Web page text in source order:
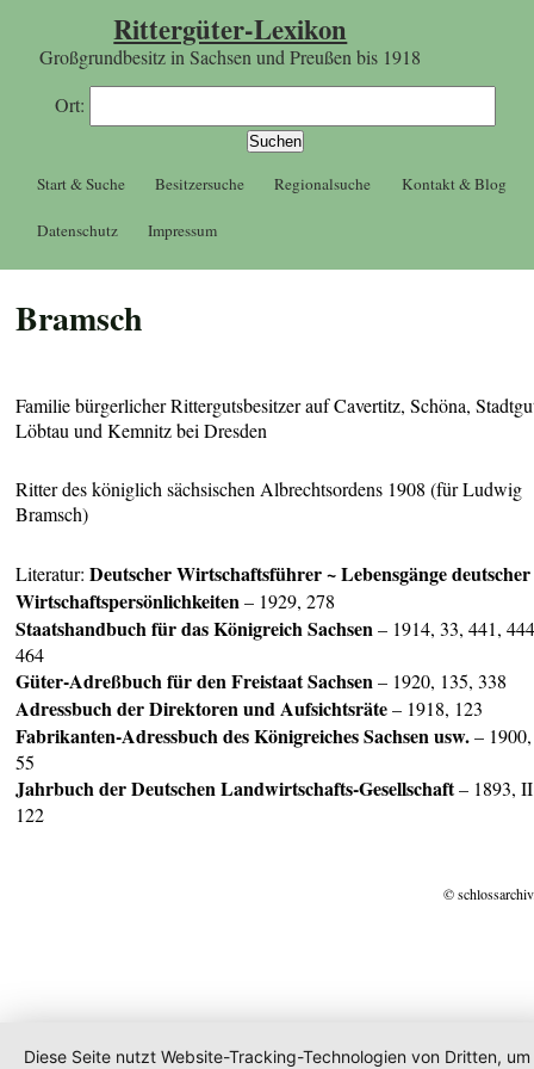
Rittergüter-Lexikon
Großgrundbesitz in Sachsen und Preußen bis 1918
Ort:
Start & Suche Besitzersuche Regionalsuche Kontakt & Blog
Datenschutz Impressum
Bramsch
Familie bürgerlicher Rittergutsbesitzer auf Cavertitz, Schöna,
Löbtau und Kemnitz bei Dresden
Ritter des königlich sächsischen Albrechtsordens 1908 (für Ludwig
Bramsch)
Literatur:Deutscher Wirtschaftsführer ~ Lebensgänge deutscher
Wirtschaftspersönlichkeiten – 1929, 278
Staatshandbuch für dasKönigreich Sachsen – 1914, 33, 441,
464
Güter-Adreßbuch für den Freistaat Sachsen – 1920, 135, 338
Adressbuch der Direktoren und Aufsichtsräte– 1918, 123
Fabrikanten-Adressbuch desKönigreiches Sachsen usw.– 1900,
55
Jahrbuch der Deutschen Landwirtschafts-Gesellschaft– 1893,
122
©
Diese Seite nutzt Website-Tracking-Technologien von Dritten, um